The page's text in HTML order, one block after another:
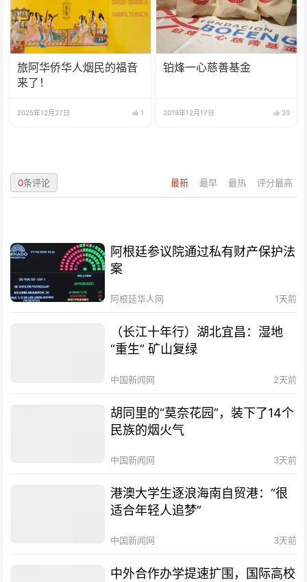
旅阿华侨华人烟民的福音
来了！
2025年12月27日 1
铂烽一心慈善基金
2019年12月17日 20
最新 最早 最热 评分最高
0条评论
阿根廷参议院通过私有财产保护法
案
阿根廷华人网 1天前
（长江十年行）湖北宜昌：湿地
“重生” 矿山复绿
中国新闻网 2天前
胡同里的“莫奈花园”，装下了14个
民族的烟火气
中国新闻网 3天前
港澳大学生逐浪海南自贸港：“很
适合年轻人追梦”
中国新闻网 3天前
中外合作办学提速扩围，国际高校